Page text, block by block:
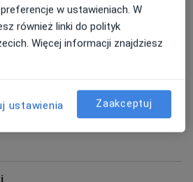
w ustawieniach. W
również linki do polityk
Więcej informacji znajdziesz
ustawienia Zaakceptuj